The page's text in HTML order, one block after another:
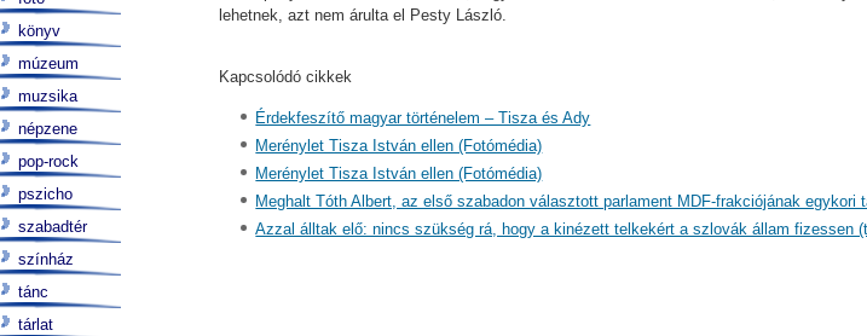
lehetnek, azt nem árulta el Pesty László.
Kapcsolódó cikkek
Érdekfeszítő magyar történelem – Tisza és Ady
Merénylet Tisza István ellen (Fotómédia)
Merénylet Tisza István ellen (Fotómédia)
Meghalt Tóth Albert, az első szabadon választott parlament MDF-frakciójának egykori
Azzal álltak elő: nincs szükség rá, hogy a kinézett telkekért a szlovák állam fizessen
könyv
múzeum
muzsika
népzene
pop-rock
pszicho
szabadtér
színház
tánc
tárlat